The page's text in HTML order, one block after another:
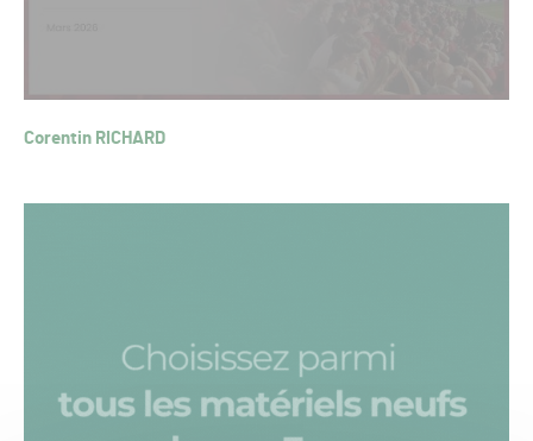
Corentin RICHARD